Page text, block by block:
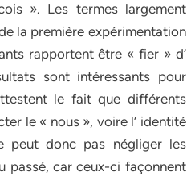
». Les termes largement
la première expérimentation
rapportent être « fier » d’
sont intéressants pour
le fait que différents
le « nous », voire l’ identité
peut donc pas négliger les
passé, car ceux-ci façonnent